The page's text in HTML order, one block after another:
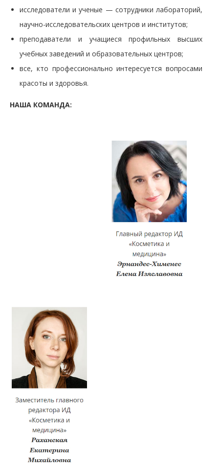
исследователи и ученые — сотрудники лабораторий,
научно-исследовательских центров и институтов;
преподаватели и учащиеся профильных высших
учебных заведений и образовательных центров;
все, кто профессионально интересуется вопросами
красоты и здоровья.
НАША КОМАНДА: